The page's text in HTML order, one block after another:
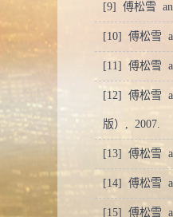
[9] 傅松雪
[10] 傅松雪
[11] 傅松雪
[12] 傅松雪
版）, 2007.
[13] 傅松雪
[14] 傅松雪
[15] 傅松雪